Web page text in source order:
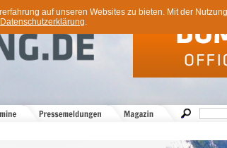
auf unseren Websites zu bieten. Mit der
Datenschutzerklärung.